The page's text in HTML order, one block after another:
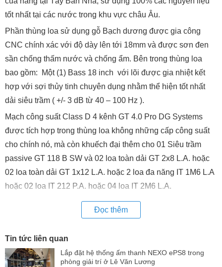
tốt nhất tại các nước trong khu vực châu Âu.
Phần thùng loa sử dụng gỗ Bạch dương được gia công
CNC chính xác với độ dày lên tới 18mm và được sơn đen
sần chống thấm nước và chống ẩm. Bên trong thùng loa
bao gồm: Một (1) Bass 18 inch với lõi được gia nhiệt kết
hợp với sợi thủy tinh chuyên dụng nhằm thể hiện tốt nhất
dải siêu trầm ( +/- 3 dB từ 40 – 100 Hz ).
Mạch công suất Class D 4 kênh GT 4.0 Pro DG Systems
được tích hợp trong thùng loa không những cấp công suất
cho chính nó, mà còn khuếch đại thêm cho 01 Siêu trầm
passive GT 118 B SW và 02 loa toàn dải GT 2x8 L.A. hoặc
02 loa toàn dải GT 1x12 L.A. hoặc 2 loa đa năng IT 1M6 L.A
hoặc 02 loa IT 212 P.A. hoặc 04 loa IT 2M6 L.A.
Đọc thêm
Tin tức liên quan
Lắp đặt hệ thống ấm thanh NEXO ePS8 trong
phòng giải trí ở Lê Văn Lương